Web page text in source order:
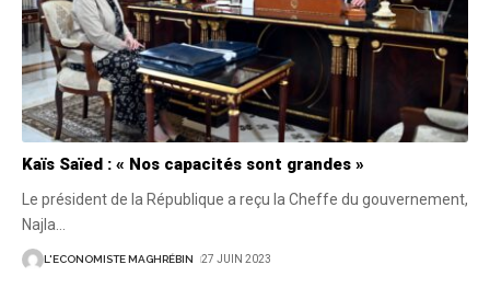
Kaïs Saïed : « Nos capacités sont grandes »
Le président de la République a reçu la Cheffe du gouvernement,
Najla
L'ECONOMISTE MAGHRÉBIN 27 JUIN 2023